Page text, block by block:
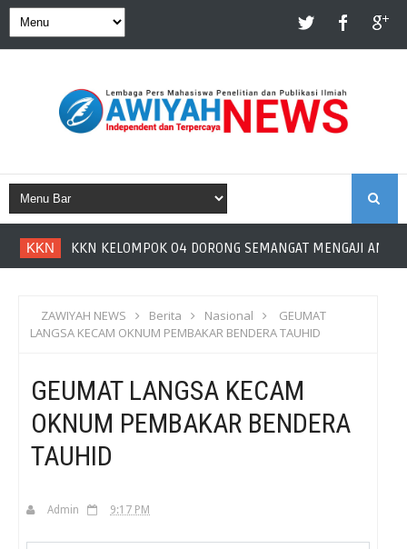
KKN KKN KELOMPOK 04 DORONG SEMANGAT MENGAJI ANAK
ZAWIYAH NEWS Berita Nasional
GEUMAT
LANGSA KECAM OKNUM PEMBAKAR BENDERA TAUHID
GEUMAT LANGSA KECAM
OKNUM PEMBAKAR BENDERA
TAUHID
Admin 9:17 PM